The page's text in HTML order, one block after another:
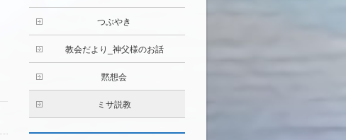
つぶやき
教会だより_神父様のお話
黙想会
ミサ説教